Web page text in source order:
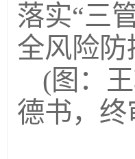
落实“三
全风险
(图：
德书，终